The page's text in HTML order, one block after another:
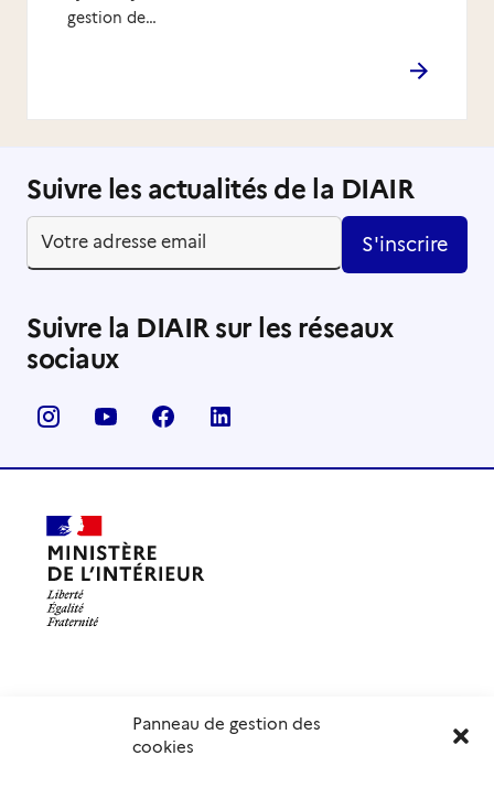
Panneau de gestion des
cookies
gestion de…
Suivre les actualités de la DIAIR
S'inscrire
Suivre la DIAIR sur les réseaux
sociaux
Délégation interministérielle à l’accueil et à l’intégration